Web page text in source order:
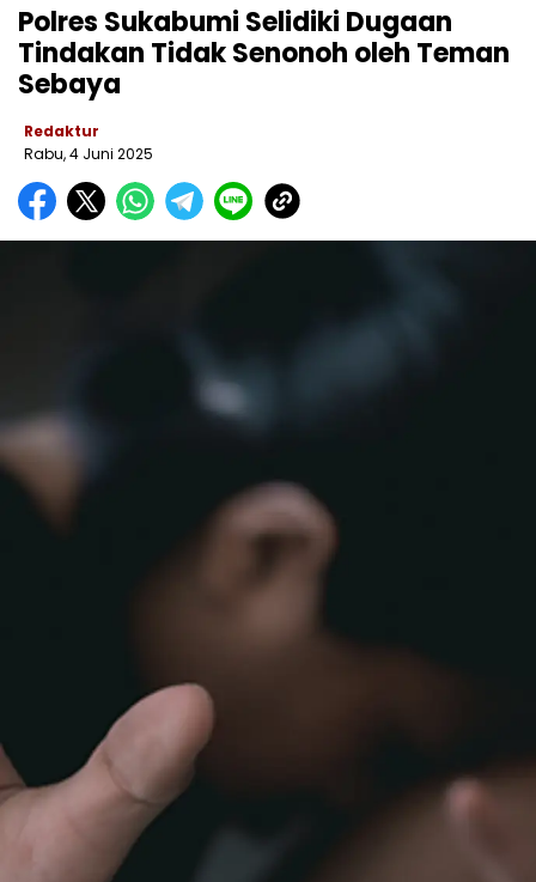
Polres Sukabumi Selidiki Dugaan
Tindakan Tidak Senonoh oleh Teman
Sebaya
Redaktur
Rabu, 4 Juni 2025